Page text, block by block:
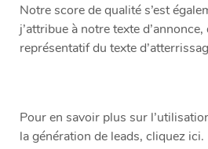
Notre score de qualité s’est
j’attribue à notre texte
représentatif du texte
Pour en savoir plus sur
la génération de leads, cliquez ici.